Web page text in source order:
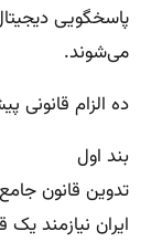
پاسخگویی
می‌شوند.
ده الزام قانونی
بند اول
تدوین قانون
ایران نیازمند